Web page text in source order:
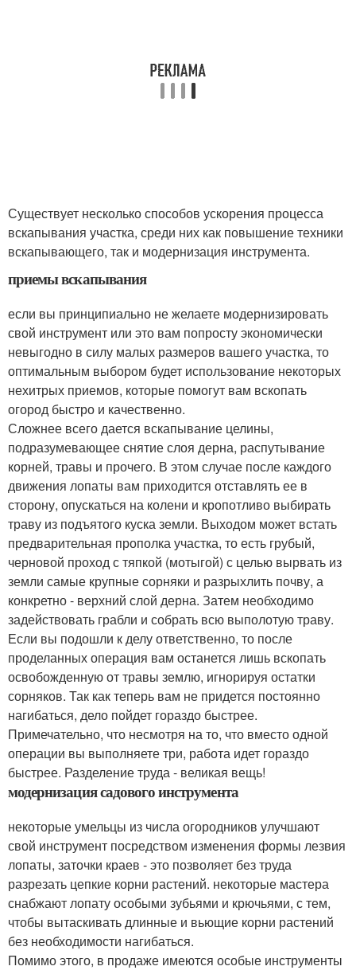
Существует несколько способов ускорения процесса
вскапывания участка, среди них как повышение техники
вскапывающего, так и модернизация инструмента.
приемы вскапывания
если вы принципиально не желаете модернизировать
свой инструмент или это вам попросту экономически
невыгодно в силу малых размеров вашего участка, то
оптимальным выбором будет использование некоторых
нехитрых приемов, которые помогут вам вскопать
огород быстро и качественно.
Сложнее всего дается вскапывание целины,
подразумевающее снятие слоя дерна, распутывание
корней, травы и прочего. В этом случае после каждого
движения лопаты вам приходится отставлять ее в
сторону, опускаться на колени и кропотливо выбирать
траву из подъятого куска земли. Выходом может встать
предварительная прополка участка, то есть грубый,
черновой проход с тяпкой (мотыгой) с целью вырвать из
земли самые крупные сорняки и разрыхлить почву, а
конкретно - верхний слой дерна. Затем необходимо
задействовать грабли и собрать всю выполотую траву.
Если вы подошли к делу ответственно, то после
проделанных операция вам останется лишь вскопать
освобожденную от травы землю, игнорируя остатки
сорняков. Так как теперь вам не придется постоянно
нагибаться, дело пойдет гораздо быстрее.
Примечательно, что несмотря на то, что вместо одной
операции вы выполняете три, работа идет гораздо
быстрее. Разделение труда - великая вещь!
модернизация садового инструмента
некоторые умельцы из числа огородников улучшают
свой инструмент посредством изменения формы лезвия
лопаты, заточки краев - это позволяет без труда
разрезать цепкие корни растений. некоторые мастера
снабжают лопату особыми зубьями и крючьями, с тем,
чтобы вытаскивать длинные и вьющие корни растений
без необходимости нагибаться.
Помимо этого, в продаже имеются особые инструменты